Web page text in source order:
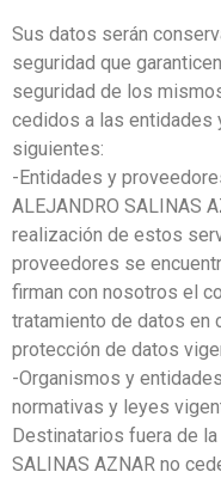
Sus datos serán
seguridad que
seguridad de los
cedidos a las entidades
siguientes:
-Entidades y
ALEJANDRO SALINAS
realización de estos
proveedores se
firman con nosotros el
tratamiento de datos en
protección de datos
-Organismos y
normativas y leyes
Destinatarios fuera de la
SALINAS AZNAR no